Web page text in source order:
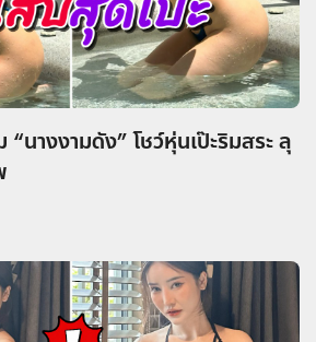
นางงามดัง” โชว์หุ่นเป๊ะริมสระ ลุ